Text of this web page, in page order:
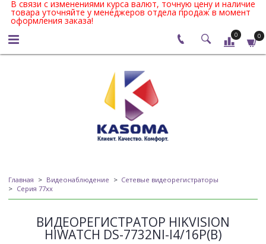
В связи с изменениями курса валют, точную цену и наличие
товара уточняйте у менеджеров отдела продаж в момент
оформления заказа!
0 0
Главная Видеонаблюдение
Сетевые видеорегистраторы
Серия 77xx
ВИДЕОРЕГИСТРАТОР HIKVISION
HIWATCH DS-7732NI-I4/16P(B)